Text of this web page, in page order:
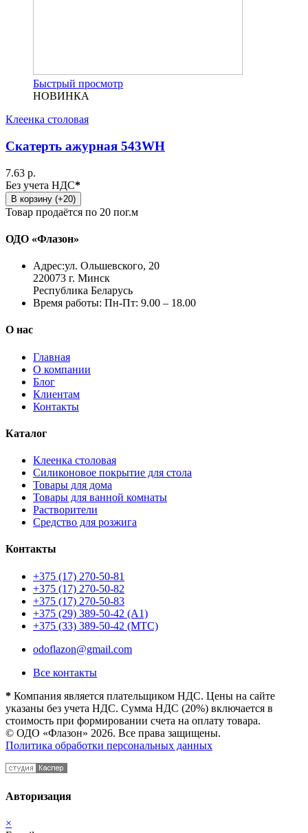
Быстрый просмотр
НОВИНКА
Клеенка столовая
Скатерть ажурная 543WH
7.63 р.
Без учета НДС*
В корзину (+20)
Товар продаётся по 20 пог.м
ОДО «Флазон»
Адрес:ул. Ольшевского, 20
220073 г. Минск
Республика Беларусь
Время работы: Пн-Пт: 9.00 – 18.00
О нас
Главная
О компании
Блог
Клиентам
Контакты
Каталог
Клеенка столовая
Силиконовое покрытие для стола
Товары для дома
Товары для ванной комнаты
Растворители
Средство для розжига
Контакты
+375 (17) 270-50-81
+375 (17) 270-50-82
+375 (17) 270-50-83
+375 (29) 389-50-42 (А1)
+375 (33) 389-50-42 (МТС)
odoflazon@gmail.com
Все контакты
* Компания является плательщиком НДС. Цены на сайте
указаны без учета НДС. Сумма НДС (20%) включается в
стоимость при формировании счета на оплату товара.
© ОДО «Флазон» 2026. Все права защищены.
Политика обработки персональных данных
Авторизация
×